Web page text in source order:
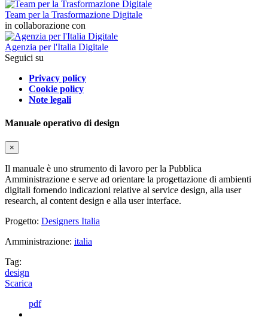
Team per la Trasformazione Digitale
in collaborazione con
Agenzia per l'Italia Digitale
Seguici su
Privacy policy
Cookie policy
Note legali
Manuale operativo di design
×
Il manuale è uno strumento di lavoro per la Pubblica
Amministrazione e serve ad orientare la progettazione di ambienti
digitali fornendo indicazioni relative al service design, alla user
research, al content design e alla user interface.
Progetto: Designers Italia
Amministrazione: italia
Tag:
design
Scarica
pdf